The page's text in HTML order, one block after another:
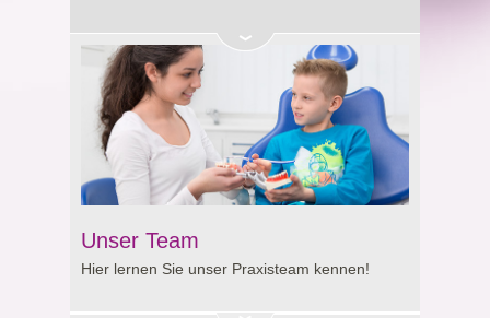
Unser Team
Hier lernen Sie unser Praxisteam kennen!